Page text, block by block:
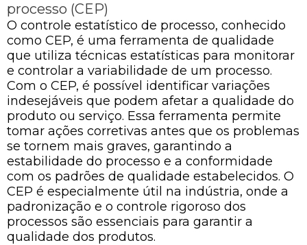
processo (CEP)
O controle estatístico de processo, conhecido
como CEP, é uma ferramenta de qualidade
que utiliza técnicas estatísticas para monitorar
e controlar a variabilidade de um processo.
Com o CEP, é possível identificar variações
indesejáveis que podem afetar a qualidade do
produto ou serviço. Essa ferramenta permite
tomar ações corretivas antes que os problemas
se tornem mais graves, garantindo a
estabilidade do processo e a conformidade
com os padrões de qualidade estabelecidos. O
CEP é especialmente útil na indústria, onde a
padronização e o controle rigoroso dos
processos são essenciais para garantir a
qualidade dos produtos.